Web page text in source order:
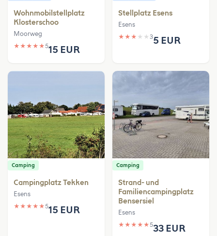
Wohnmobilstellplatz
Klosterschoo
Moorweg
★ ★ ★ ★ ★515 EUR
Stellplatz Esens
Esens
★ ★ ★ ★ ★ 35 EUR
Camping
Campingplatz Tekken
Esens
★ ★ ★ ★ ★515 EUR
Camping
Strand- und
Familiencampingplatz
Bensersiel
Esens
★ ★ ★ ★ ★533 EUR